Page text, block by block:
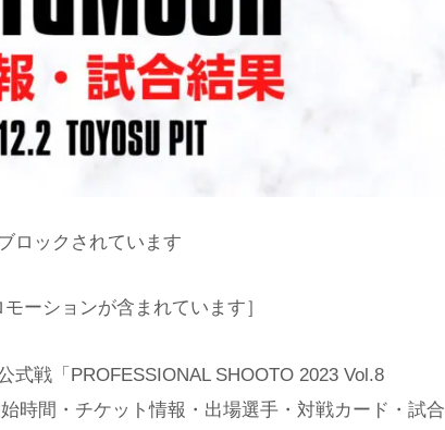
ロックされています
モーションが含まれています］
式戦「PROFESSIONAL SHOOTO 2023 Vol.8
時間・チケット情報・出場選手・対戦カード・試合